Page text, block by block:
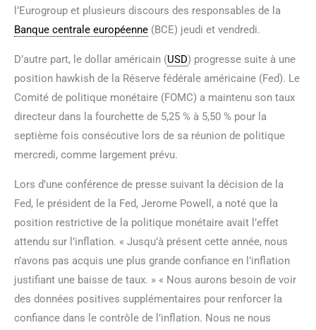
l’Eurogroup et plusieurs discours des responsables de la
Banque centrale européenne (BCE) jeudi et vendredi.
D’autre part, le dollar américain (USD) progresse suite à une
position hawkish de la Réserve fédérale américaine (Fed). Le
Comité de politique monétaire (FOMC) a maintenu son taux
directeur dans la fourchette de 5,25 % à 5,50 % pour la
septième fois consécutive lors de sa réunion de politique
mercredi, comme largement prévu.
Lors d’une conférence de presse suivant la décision de la
Fed, le président de la Fed, Jerome Powell, a noté que la
position restrictive de la politique monétaire avait l’effet
attendu sur l’inflation. « Jusqu’à présent cette année, nous
n’avons pas acquis une plus grande confiance en l’inflation
justifiant une baisse de taux. » « Nous aurons besoin de voir
des données positives supplémentaires pour renforcer la
confiance dans le contrôle de l’inflation. Nous ne nous